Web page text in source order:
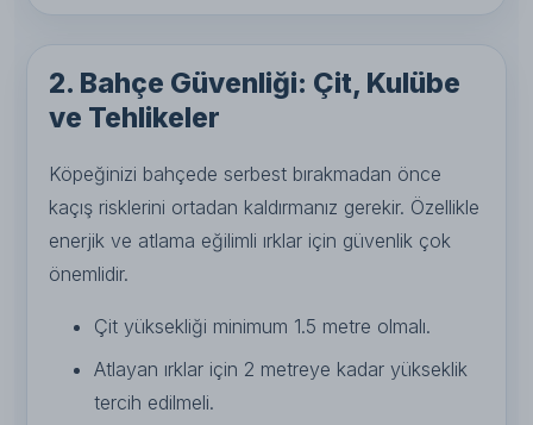
2. Bahçe Güvenliği: Çit, Kulübe
ve Tehlikeler
Köpeğinizi bahçede serbest bırakmadan önce
kaçış risklerini ortadan kaldırmanız gerekir. Özellikle
enerjik ve atlama eğilimli ırklar için güvenlik çok
önemlidir.
Çit yüksekliği minimum 1.5 metre olmalı.
Atlayan ırklar için 2 metreye kadar yükseklik
tercih edilmeli.